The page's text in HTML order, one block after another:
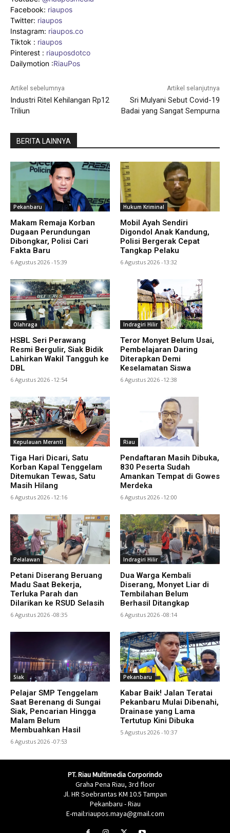
Facebook: riaupos
Twitter: riaupos
Instagram: riaupos.co
Tiktok : riaupos
Pinterest : riauposdotco
Dailymotion :RiauPos
Artikel sebelumnya
Industri Ritel Kehilangan Rp12
Triliun
Artikel selanjutnya
Sri Mulyani Sebut Covid-19
Badai yang Sangat Sempurna
BERITA LAINNYA
Pekanbaru
Makam Remaja Korban
Dugaan Perundungan
Dibongkar, Polisi Cari
Fakta Baru
6 Agustus 2026 -15:39
Hukum Kriminal
Mobil Ayah Sendiri
Digondol Anak Kandung,
Polisi Bergerak Cepat
Tangkap Pelaku
6 Agustus 2026 -13:32
Olahraga
HSBL Seri Perawang
Resmi Bergulir, Siak Bidik
Lahirkan Wakil Tangguh ke
DBL
6 Agustus 2026 -12:54
Indragiri Hilir
Teror Monyet Belum Usai,
Pembelajaran Daring
Diterapkan Demi
Keselamatan Siswa
6 Agustus 2026 -12:38
Kepulauan Meranti
Tiga Hari Dicari, Satu
Korban Kapal Tenggelam
Ditemukan Tewas, Satu
Masih Hilang
6 Agustus 2026 -12:16
Riau
Pendaftaran Masih Dibuka,
830 Peserta Sudah
Amankan Tempat di Gowes
Merdeka
6 Agustus 2026 -12:00
Pelalawan
Petani Diserang Beruang
Madu Saat Bekerja,
Terluka Parah dan
Dilarikan ke RSUD Selasih
6 Agustus 2026 -08:35
Indragiri Hilir
Dua Warga Kembali
Diserang, Monyet Liar di
Tembilahan Belum
Berhasil Ditangkap
6 Agustus 2026 -08:14
Siak
Pelajar SMP Tenggelam
Saat Berenang di Sungai
Siak, Pencarian Hingga
Malam Belum
Membuahkan Hasil
6 Agustus 2026 -07:53
Pekanbaru
Kabar Baik! Jalan Teratai
Pekanbaru Mulai Dibenahi,
Drainase yang Lama
Tertutup Kini Dibuka
5 Agustus 2026 -10:37
PT. Riau Multimedia Corporindo
Graha Pena Riau, 3rd floor
Jl. HR Soebrantas KM 10.5 Tampan
Pekanbaru - Riau
E-mail:riaupos.maya@gmail.com